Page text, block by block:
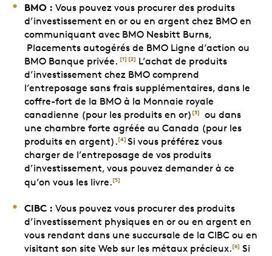
BMO : Vous pouvez vous procurer des produits
d’investissement en or ou en argent chez BMO en
communiquant avec BMO Nesbitt Burns,
Placements autogérés de BMO Ligne d’action ou
BMO Banque privée. [1] [2] L’achat de produits
d’investissement chez BMO comprend
l’entreposage sans frais supplémentaires, dans le
coffre-fort de la BMO à la Monnaie royale
canadienne (pour les produits en or) [3]
ou dans
une chambre forte agréée au Canada (pour les
produits en argent).[4] Si vous préférez vous
charger de l’entreposage de vos produits
d’investissement, vous pouvez demander à ce
qu’on vous les livre.[5]
CIBC : Vous pouvez vous procurer des produits
d’investissement physiques en or ou en argent en
vous rendant dans une succursale de la CIBC ou en
visitant son site Web sur les métaux précieux.[6] Si